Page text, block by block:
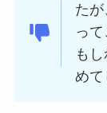
た
っ
も
めて